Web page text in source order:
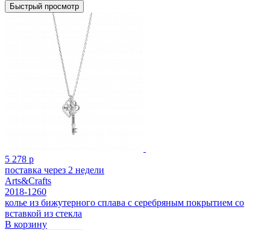
Быстрый просмотр
5 278 р
поставка через 2 недели
Arts&Crafts
2018-1260
колье из бижутерного сплава с серебряным покрытием cо
вставкой из стекла
В корзину